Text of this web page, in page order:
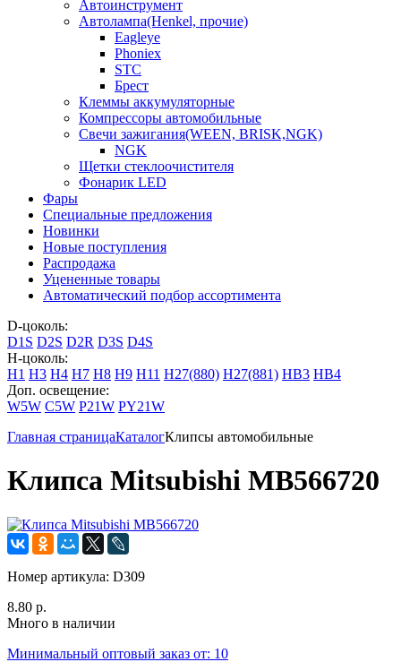
Автоинструмент
Автолампа(Henkel, прочие)
Eagleye
Phoniex
STC
Брест
Клеммы аккумуляторные
Компрессоры автомобильные
Свечи зажигания(WEEN, BRISK,NGK)
NGK
Щетки стеклоочистителя
Фонарик LED
Фары
Специальные предложения
Новинки
Новые поступления
Распродажа
Уцененные товары
Автоматический подбор ассортимента
D-цоколь:
D1S D2S D2R D3S D4S
H-цоколь:
H1 H3 H4 H7 H8 H9 H11 H27(880) H27(881) HB3 HB4
Доп. освещение:
W5W C5W P21W PY21W
Главная страницаКаталогКлипсы автомобильные
Клипса Mitsubishi MB566720
Номер артикула: D309
8.80 р.
Много в наличии
Минимальный оптовый заказ от: 10